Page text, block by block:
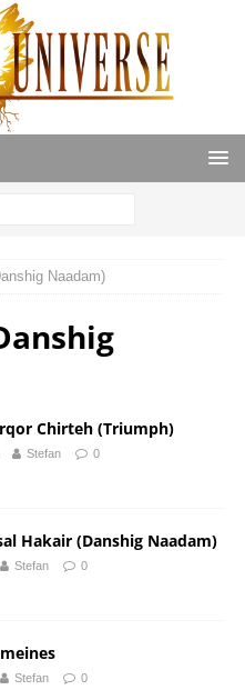
Naadam)
Chirteh (Triumph)
Stefan 0
Hakair (Danshig Naadam)
Stefan 0
Stefan 0